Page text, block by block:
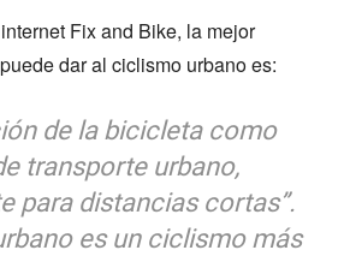
Fix and Bike, la mejor
dar al ciclismo urbano es:
de la bicicleta como
transporte urbano,
para distancias cortas”.
es un ciclismo más